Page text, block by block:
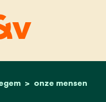
onze mensen
inge vandewyngaerde